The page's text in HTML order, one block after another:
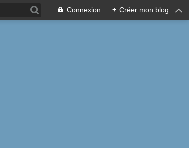
Connexion + Créer mon blog